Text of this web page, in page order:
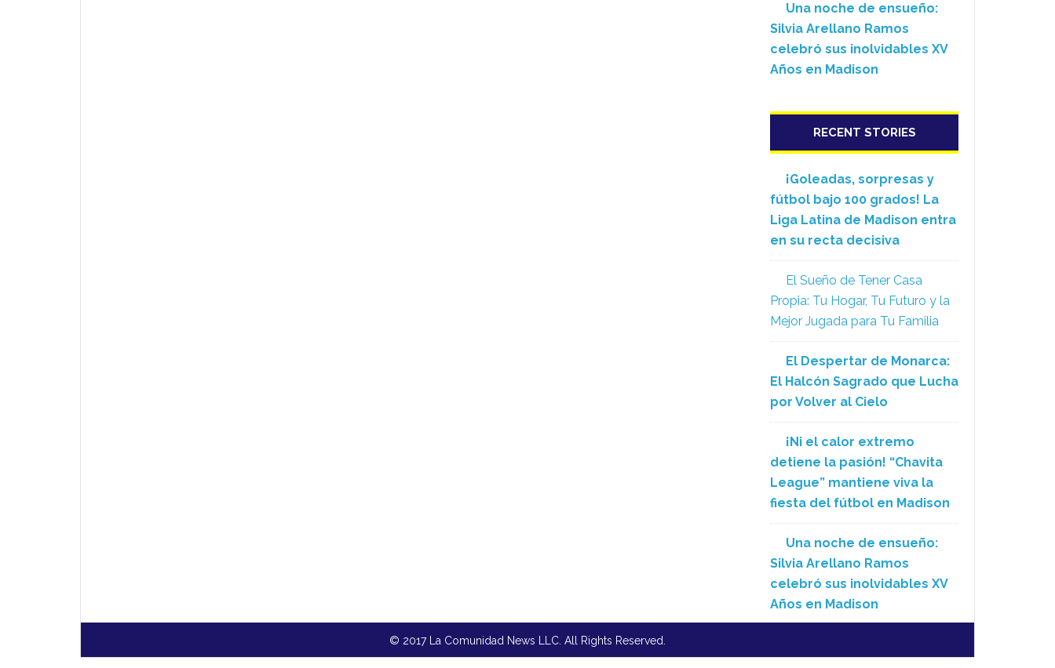
Una noche de ensueño:
Silvia Arellano Ramos
celebró sus inolvidables XV
Años en Madison
RECENT STORIES
¡Goleadas, sorpresas y
fútbol bajo 100 grados! La
Liga Latina de Madison entra
en su recta decisiva
El Sueño de Tener Casa
Propia: Tu Hogar, Tu Futuro y la
Mejor Jugada para Tu Familia
El Despertar de Monarca:
El Halcón Sagrado que Lucha
por Volver al Cielo
¡Ni el calor extremo
detiene la pasión! “Chavita
League” mantiene viva la
fiesta del fútbol en Madison
Una noche de ensueño:
Silvia Arellano Ramos
celebró sus inolvidables XV
Años en Madison
© 2017 La Comunidad News LLC. All Rights Reserved.